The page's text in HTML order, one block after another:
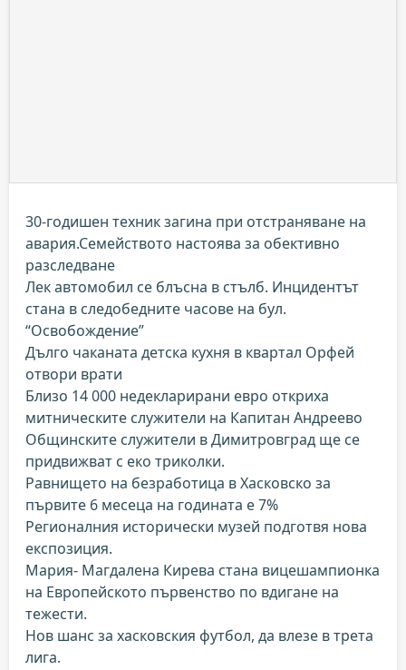
30-годишен техник загина при отстраняване на
авария.Семейството настоява за обективно
разследване
Лек автомобил се блъсна в стълб. Инцидентът
стана в следобедните часове на бул.
“Освобождение”
Дълго чаканата детска кухня в квартал Орфей
отвори врати
Близо 14 000 недекларирани евро откриха
митническите служители на Капитан Андреево
Общинските служители в Димитровград ще се
придвижват с еко триколки.
Равнището на безработица в Хасковско за
първите 6 месеца на годината е 7%
Регионалния исторически музей подготвя нова
експозиция.
Мария- Магдалена Кирева стана вицешампионка
на Европейското първенство по вдигане на
тежести.
Нов шанс за хасковския футбол, да влезе в трета
лига.